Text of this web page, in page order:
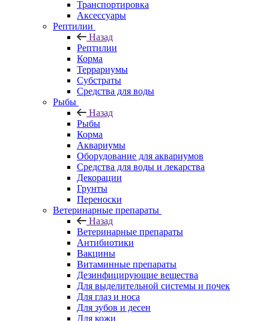
Транспортировка
Аксессуары
Рептилии
Назад
Рептилии
Корма
Террариумы
Субстраты
Средства для воды
Рыбы
Назад
Рыбы
Корма
Аквариумы
Оборудование для аквариумов
Средства для воды и лекарства
Декорации
Грунты
Переноски
Ветеринарные препараты
Назад
Ветеринарные препараты
Антибиотики
Вакцины
Витаминные препараты
Дезинфицирующие вещества
Для выделительной системы и почек
Для глаз и носа
Для зубов и десен
Для кожи